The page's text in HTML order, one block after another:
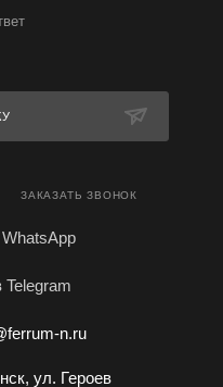
ЗАКАЗАТЬ ЗВОНОК
Telegram
n.ru
ул. Героев